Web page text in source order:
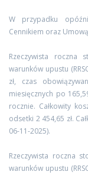
W przypadku
Cennikiem oraz
Rzeczywista roczna
warunków upustu
zł, czas
miesięcznych po
rocznie. Całkowity
odsetki 2 454,65 zł.
06-11-2025).
Rzeczywista roczna
warunków upustu